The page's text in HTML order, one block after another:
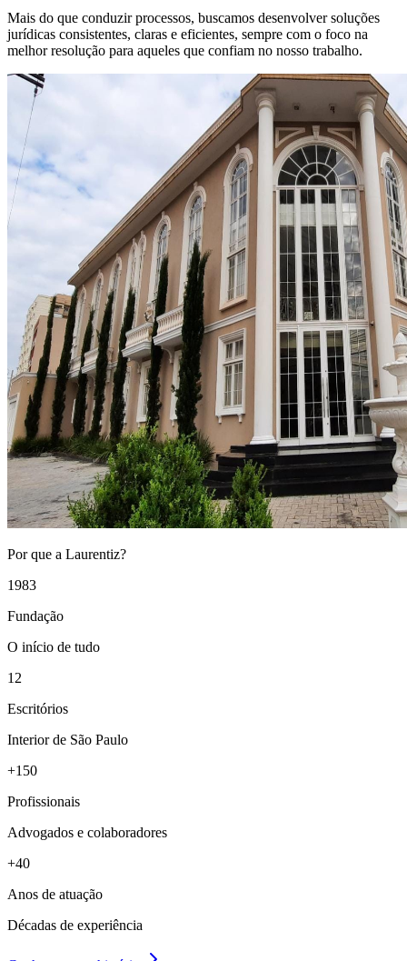
Mais do que conduzir processos, buscamos desenvolver soluções
jurídicas consistentes, claras e eficientes, sempre com o foco na
melhor resolução para aqueles que confiam no nosso trabalho.
Por que a Laurentiz?
1983
Fundação
O início de tudo
12
Escritórios
Interior de São Paulo
+150
Profissionais
Advogados e colaboradores
+40
Anos de atuação
Décadas de experiência